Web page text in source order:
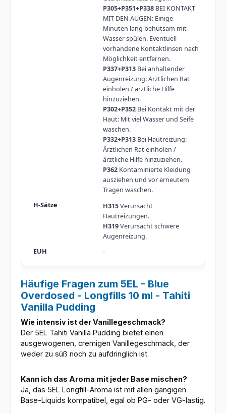
P305+P351+P338BEI KONTAKT
MIT DEN AUGEN: Einige
Minuten lang behutsam mit
Wasser spülen. Eventuell
vorhandene Kontaktlinsen nach
Möglichkeit entfernen.
P337+P313Bei anhaltender
Augenreizung: Ärztlichen Rat
einholen / ärztliche Hilfe
hinzuziehen.
P302+P352Bei Kontakt mit der
Haut: Mit viel Wasser und Seife
waschen.
P332+P313Bei Hautreizung:
Ärztlichen Rat einholen /
ärztliche Hilfe hinzuziehen.
P362Kontaminierte Kleidung
ausziehen und vor erneutem
Tragen waschen.
H315Verursacht
Hautreizungen.
H319Verursacht schwere
Augenreizung.
-
Häufige Fragen zum 5EL - Blue
Overdosed - Longfills 10 ml - Tahiti
Vanilla Pudding
Wie intensiv ist der Vanillegeschmack?
Der 5EL Tahiti Vanilla Pudding bietet einen
ausgewogenen, cremigen Vanillegeschmack, der
weder zu süß noch zu aufdringlich ist.
Kann ich das Aroma mit jeder Base mischen?
Ja, das 5EL Longfill-Aroma ist mit allen gängigen
Base-Liquids kompatibel, egal ob PG- oder VG-lastig.